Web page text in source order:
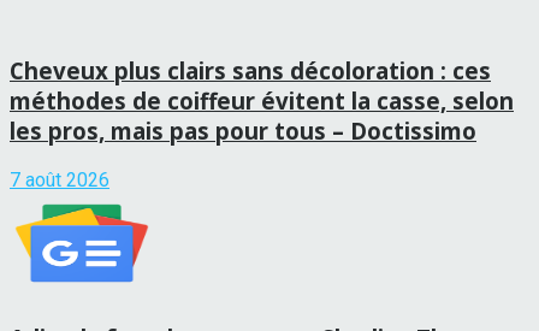
Cheveux plus clairs sans décoloration : ces
méthodes de coiffeur évitent la casse, selon
les pros, mais pas pour tous – Doctissimo
7 août 2026